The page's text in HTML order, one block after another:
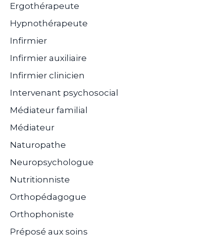
Ergothérapeute
Hypnothérapeute
Infirmier
Infirmier auxiliaire
Infirmier clinicien
Intervenant psychosocial
Médiateur familial
Médiateur
Naturopathe
Neuropsychologue
Nutritionniste
Orthopédagogue
Orthophoniste
Préposé aux soins